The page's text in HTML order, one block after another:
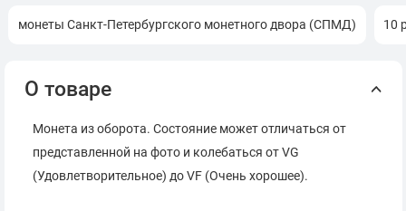
монеты Санкт-Петербургского монетного двора (СПМД) 10
О товаре
Монета из оборота. Состояние может отличаться от
представленной на фото и колебаться от VG
(Удовлетворительное) до VF (Очень хорошее).